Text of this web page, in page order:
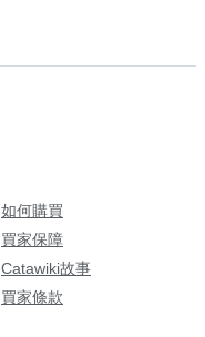
如何購買
買家保障
Catawiki故事
買家條款